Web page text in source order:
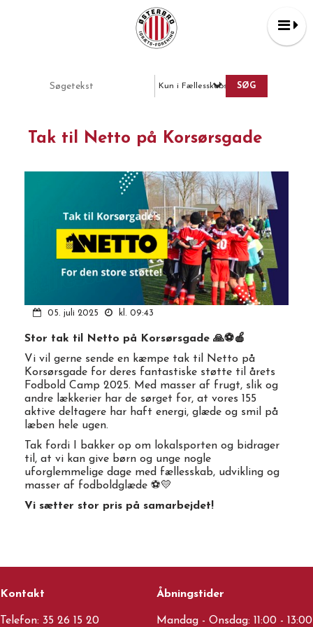
Kun i Fællesskabs nyheder
Tak til Netto på Korsørsgade
05. juli 2025 kl. 09:43
Stor tak til Netto på Korsørsgade 🙏⚽️🍎
Vi vil gerne sende en kæmpe tak til Netto på
Korsørsgade for deres fantastiske støtte til årets
Fodbold Camp 2025. Med masser af frugt, slik og
andre lækkerier har de sørget for, at vores 155
aktive deltagere har haft energi, glæde og smil på
læben hele ugen.
Tak fordi I bakker op om lokalsporten og bidrager
til, at vi kan give børn og unge nogle
uforglemmelige dage med fællesskab, udvikling og
masser af fodboldglæde ⚽️💛
Vi sætter stor pris på samarbejdet!
Kontakt
Telefon: 35 26 15 20
Åbningstider
Mandag - Onsdag: 11:00 - 13:00